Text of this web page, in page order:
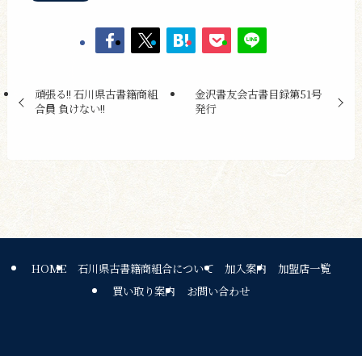
頑張る!! 石川県古書籍商組
合員 負けない!!
金沢書友会古書目録第51号
発行
HOME 石川県古書籍商組合について 加入案内
加盟店一覧
買い取り案内
お問い合わせ